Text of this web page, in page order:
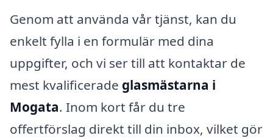
Genom att använda vår tjänst, kan du
enkelt fylla i en formulär med dina
uppgifter, och vi ser till att kontaktar de
mest kvalificerade glasmästarna i
Mogata. Inom kort får du tre
offertförslag direkt till din inbox, vilket gör